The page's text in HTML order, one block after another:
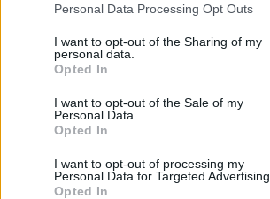
Personal Data Processing Opt Outs
I want to opt-out of the Sharing of my
personal data.
Opted In
I want to opt-out of the Sale of my
Personal Data.
Opted In
I want to opt-out of processing my
Personal Data for Targeted Advertising.
Opted In